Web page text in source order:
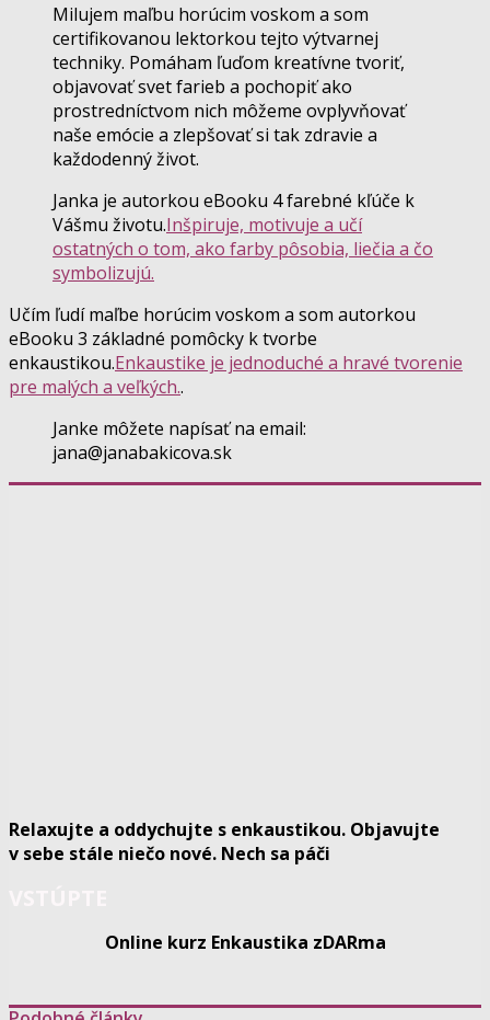
Milujem maľbu horúcim voskom a som
certifikovanou lektorkou tejto výtvarnej
techniky. Pomáham ľuďom kreatívne tvoriť,
objavovať svet farieb a pochopiť ako
prostredníctvom nich môžeme ovplyvňovať
naše emócie a zlepšovať si tak zdravie a
každodenný život.
Janka je autorkou eBooku 4 farebné kľúče k
Vášmu životu.Inšpiruje, motivuje a učí
ostatných o tom, ako farby pôsobia, liečia a čo
symbolizujú.
Učím ľudí maľbe horúcim voskom a som autorkou
eBooku 3 základné pomôcky k tvorbe
enkaustikou.Enkaustike je jednoduché a hravé tvorenie
pre malých a veľkých..
Janke môžete napísať na email:
jana@janabakicova.sk
Relaxujte a oddychujte s enkaustikou. Objavujte
v sebe stále niečo nové. Nech sa páči
Online kurz Enkaustika zDARma